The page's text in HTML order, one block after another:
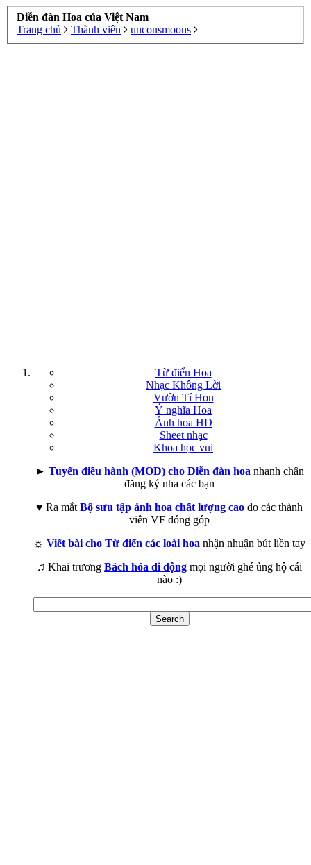
Diễn đàn Hoa của Việt Nam
Trang chủ
Thành viên unconsmoons
Từ điển Hoa
Nhạc Không Lời
Vườn Tí Hon
Ý nghĩa Hoa
Ảnh hoa HD
Sheet nhạc
Khoa học vui
► Tuyển điều hành (MOD) cho Diễn đàn hoa nhanh chân
đăng ký nha các bạn
♥ Ra mắt Bộ sưu tập ảnh hoa chất lượng cao do các thành
viên VF đóng góp
☼ Viết bài cho Từ điển các loài hoa nhận nhuận bút liền tay
♫ Khai trương Bách hóa di động mọi người ghé ủng hộ cái
nào :)